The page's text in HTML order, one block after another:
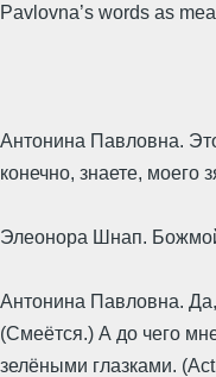
Pavlovna’s words as
Антонина Павловна.
конечно, знаете, моего
Элеонора Шнап.
Антонина Павловна.
(Смеётся.) А до чего
зелёными глазками.